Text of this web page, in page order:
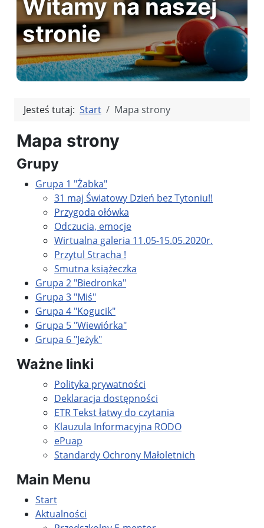
Witamy na naszej
stronie
Jesteś tutaj: Start Mapa strony
Mapa strony
Grupy
Grupa 1 "Żabka"
31 maj Światowy Dzień bez Tytoniu!!
Przygoda ołówka
Odczucia, emocje
Wirtualna galeria 11.05-15.05.2020r.
Przytul Stracha !
Smutna książeczka
Grupa 2 "Biedronka"
Grupa 3 "Miś"
Grupa 4 "Kogucik"
Grupa 5 "Wiewiórka"
Grupa 6 "Jeżyk"
Ważne linki
Polityka prywatności
Deklaracja dostępności
ETR Tekst łatwy do czytania
Klauzula Informacyjna RODO
ePuap
Standardy Ochrony Małoletnich
Main Menu
Start
Aktualności